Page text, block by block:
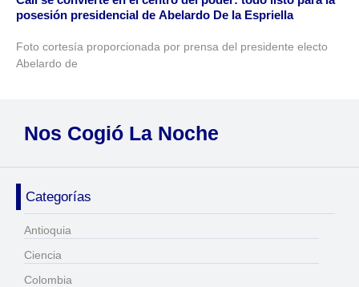
posesión presidencial de Abelardo De la Espriella
Foto cortesía proporcionada por prensa del presidente electo
Abelardo de
Nos Cogió La Noche
Categorías
Antioquia
Ciencia
Colombia